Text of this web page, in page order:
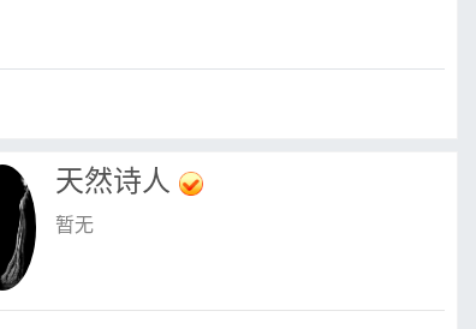
天然诗人
暂无